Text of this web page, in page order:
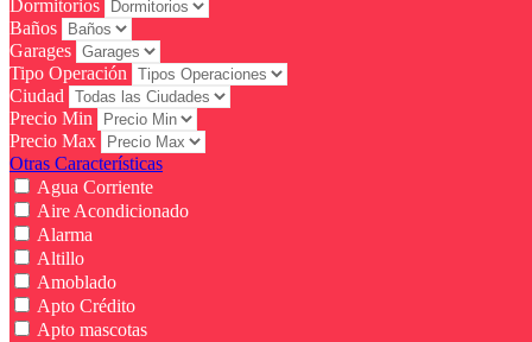
Dormitorios
Baños
Garages
Tipo Operación
Ciudad
Precio Min
Precio Max
Otras Características
Agua Corriente
Aire Acondicionado
Alarma
Altillo
Amoblado
Apto Crédito
Apto mascotas